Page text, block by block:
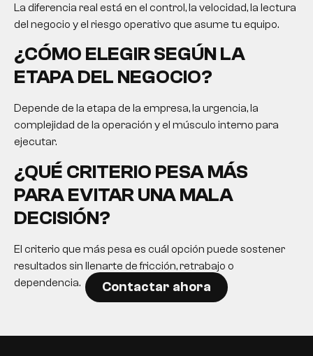
La diferencia real está en el control, la velocidad, la lectura
del negocio y el riesgo operativo que asume tu equipo.
¿CÓMO ELEGIR SEGÚN LA
ETAPA DEL NEGOCIO?
Depende de la etapa de la empresa, la urgencia, la
complejidad de la operación y el músculo interno para
ejecutar.
¿QUÉ CRITERIO PESA MÁS
PARA EVITAR UNA MALA
DECISIÓN?
El criterio que más pesa es cuál opción puede sostener
resultados sin llenarte de fricción, retrabajo o
dependencia.
Contactar ahora